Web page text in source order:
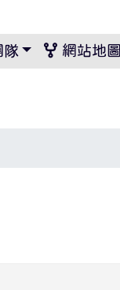
隊 網站地圖